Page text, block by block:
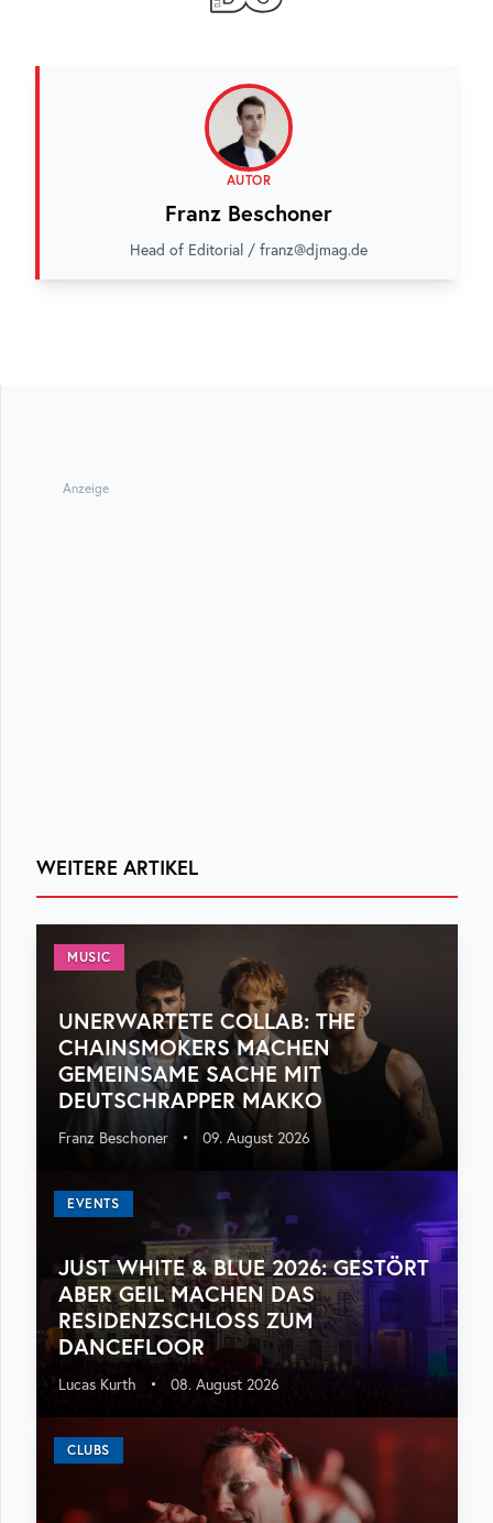
AUTOR
Franz Beschoner
Head of Editorial / franz@djmag.de
Anzeige
WEITERE ARTIKEL
MUSIC
UNERWARTETE COLLAB: THE
CHAINSMOKERS MACHEN
GEMEINSAME SACHE MIT
DEUTSCHRAPPER MAKKO
Franz Beschoner • 09. August 2026
EVENTS
JUST WHITE & BLUE 2026: GESTÖRT
ABER GEIL MACHEN DAS
RESIDENZSCHLOSS ZUM
DANCEFLOOR
Lucas Kurth • 08. August 2026
CLUBS